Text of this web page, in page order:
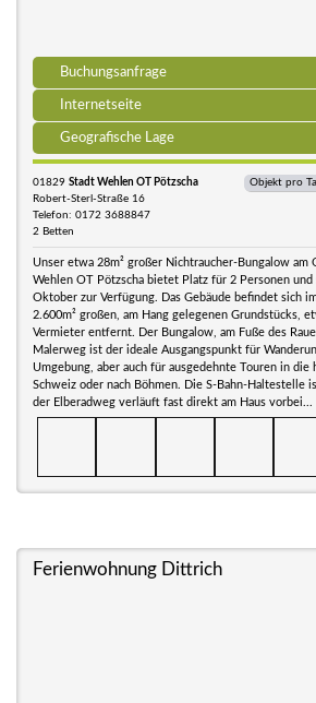
Buchungsanfrage
Internetseite
Geografische Lage
01829 Stadt Wehlen OT Pötzscha
Robert-Sterl-Straße 16
Telefon: 0172 3688847
2 Betten
Objekt pro
Unser etwa 28m² großer Nichtraucher-Bungalow am
Wehlen OT Pötzscha bietet Platz für 2 Personen
Oktober zur Verfügung. Das Gebäude befindet sich
2.600m² großen, am Hang gelegenen Grundstücks,
Vermieter entfernt. Der Bungalow, am Fuße des
Malerweg ist der ideale Ausgangspunkt für
Umgebung, aber auch für ausgedehnte Touren in die
Schweiz oder nach Böhmen. Die S-Bahn-Haltestelle
der Elberadweg verläuft fast direkt am Haus vorbei...
Ferienwohnung Dittrich